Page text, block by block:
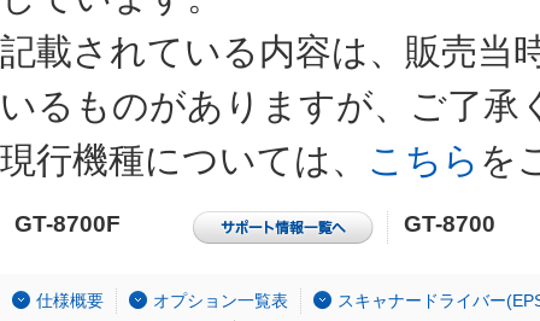
記載されている内容は、販売当
いるものがありますが、ご了承
現行機種については、 こちら を
GT-8700F GT-8700
仕様概要 オプション一覧表
スキャナードライバー